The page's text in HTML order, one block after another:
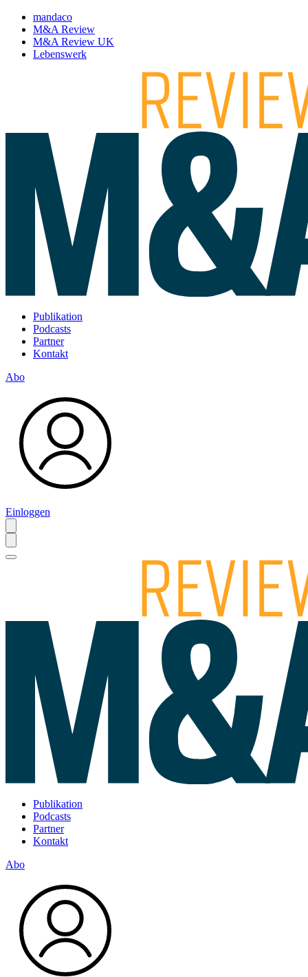
mandaco
M&A Review
M&A Review UK
Lebenswerk
Publikation
Podcasts
Partner
Kontakt
Abo
Einloggen
Publikation
Podcasts
Partner
Kontakt
Abo